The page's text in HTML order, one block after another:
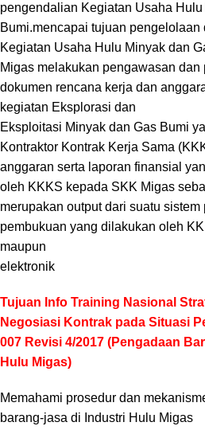
pengendalian Kegiatan Usaha
Bumi.mencapai tujuan pengelolaan
Kegiatan Usaha Hulu Minyak dan
Migas melakukan pengawasan dan
dokumen rencana kerja dan
kegiatan Eksplorasi dan
Eksploitasi Minyak dan Gas Bumi
Kontraktor Kontrak Kerja Sama
anggaran serta laporan finansial
oleh KKKS kepada SKK Migas
merupakan output dari suatu sistem
pembukuan yang dilakukan oleh
maupun
elektronik
Tujuan Info Training Nasional
Negosiasi Kontrak pada Situasi
007 Revisi 4/2017 (Pengadaan
Hulu Migas)
Memahami prosedur dan
barang-jasa di Industri Hulu Migas